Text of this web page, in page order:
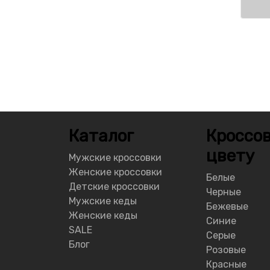
Каталог
Мужские кроссовки
Женские кроссовки
Детские кроссовки
Мужские кеды
Женские кеды
SALE
Блог
цвету
Белые
Черные
Бежевые
Синие
Серые
Розовые
Красные